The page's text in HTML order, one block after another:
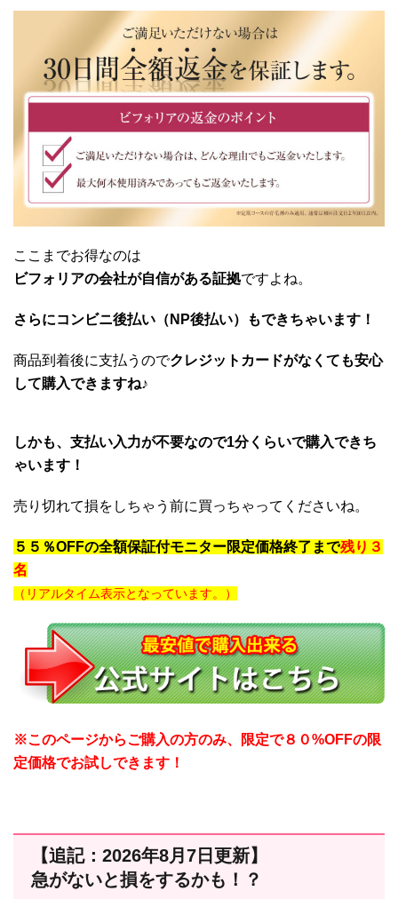
ここまでお得なのは
ビフォリアの会社が自信がある証拠ですよね。
さらにコンビニ後払い（NP後払い）もできちゃいます！
商品到着後に支払うのでクレジットカードがなくても安心
して購入できますね♪
しかも、支払い入力が不要なので1分くらいで購入できち
ゃいます！
売り切れて損をしちゃう前に買っちゃってくださいね。
５５％OFFの全額保証付モニター限定価格終了まで残り３
名
（リアルタイム表示となっています。）
※このページからご購入の方のみ、限定で８０%OFFの限
定価格でお試しできます！
【追記：2026年8月7日更新】
急がないと損をするかも！？